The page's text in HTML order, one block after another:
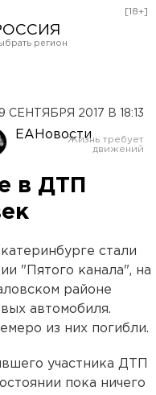
[18+]
9 СЕНТЯБРЯ 2017 В 18:13
ЕАНовости
в ДТП
стали
"Пятого канала", на
районе
автомобиля.
из них погибли.
участника ДТП
пока ничего